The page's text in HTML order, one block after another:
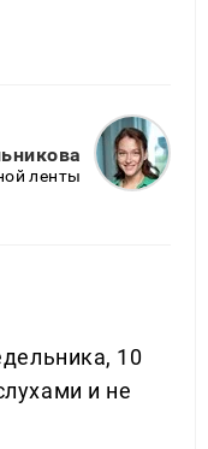
ленты
10
и не